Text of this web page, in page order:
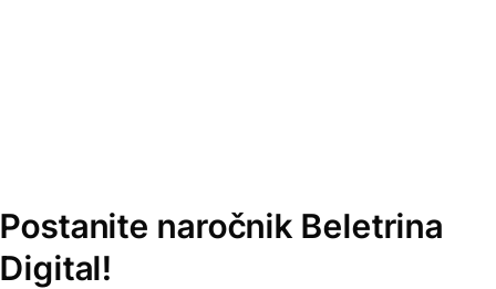
Postanite naročnik Beletrina
Digital!